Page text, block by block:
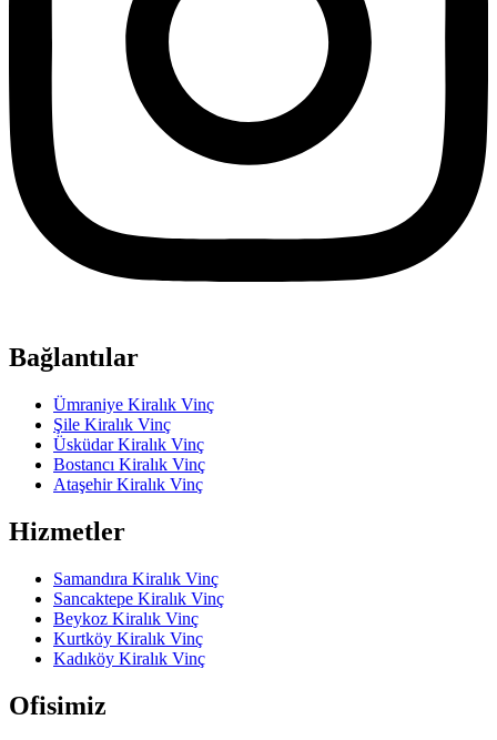
Bağlantılar
Ümraniye Kiralık Vinç
Şile Kiralık Vinç
Üsküdar Kiralık Vinç
Bostancı Kiralık Vinç
Ataşehir Kiralık Vinç
Hizmetler
Samandıra Kiralık Vinç
Sancaktepe Kiralık Vinç
Beykoz Kiralık Vinç
Kurtköy Kiralık Vinç
Kadıköy Kiralık Vinç
Ofisimiz